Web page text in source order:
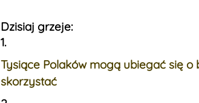
Dzisiaj grzeje:
1.
Tysiące Polaków mogą ubiegać się
skorzystać